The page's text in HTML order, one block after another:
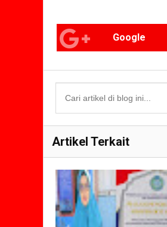
Google
Artikel Terkait